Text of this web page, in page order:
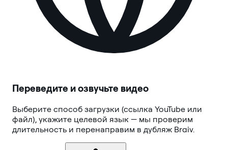
Переведите и озвучьте видео
Выберите способ загрузки (ссылка YouTube или
файл), укажите целевой язык — мы проверим
длительность и перенаправим в дубляж Braiv.